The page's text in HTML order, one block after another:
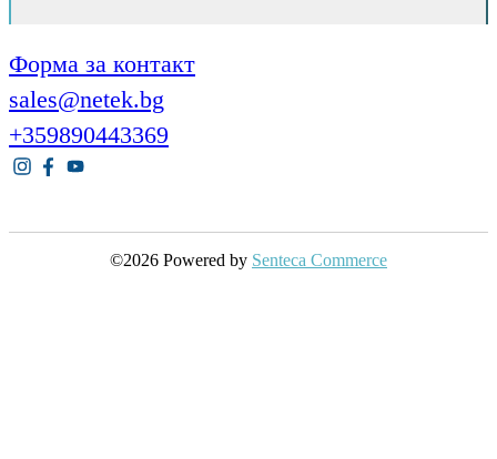
Форма за контакт
sales@netek.bg
+359890443369
©2026 Powered by Senteca Commerce